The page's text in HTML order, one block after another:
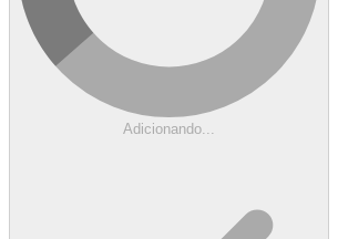
Adicionando...